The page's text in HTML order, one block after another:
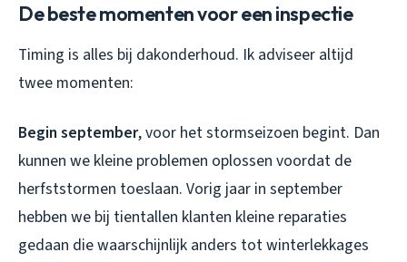
De beste momenten voor een inspectie
Timing is alles bij dakonderhoud. Ik adviseer altijd
twee momenten:
Begin september, voor het stormseizoen begint. Dan
kunnen we kleine problemen oplossen voordat de
herfststormen toeslaan. Vorig jaar in september
hebben we bij tientallen klanten kleine reparaties
gedaan die waarschijnlijk anders tot winterlekkages